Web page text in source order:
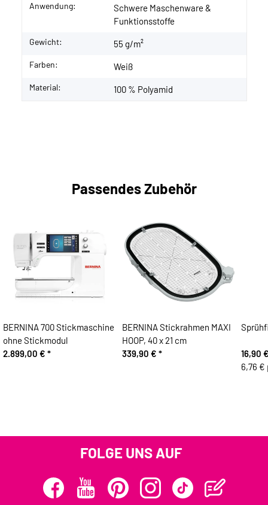
Anwendung:
Schwere Maschenware &
Funktionsstoffe
Gewicht: 55 g/m²
Farben: Weiß
Material: 100 % Polyamid
Passendes Zubehör
BERNINA 700 Stickmaschine
ohne Stickmodul
2.899,00 € *
BERNINA Stickrahmen MAXI
HOOP, 40 x 21 cm
339,90 € *
16,90
6,76 €
FOLGE UNS AUF